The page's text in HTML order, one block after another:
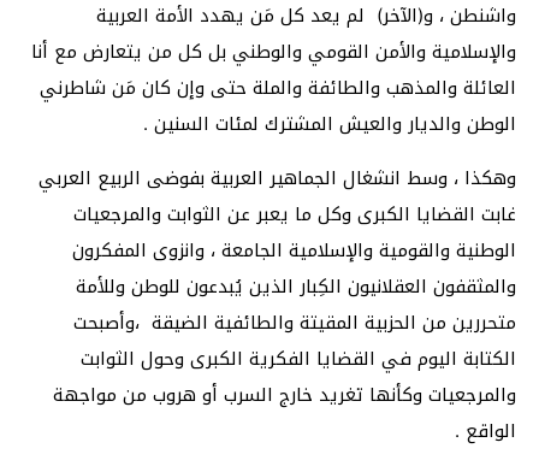
واشنطن ، و(الآخر) لم يعد كل مَن يهدد الأمة العربية
والإسلامية والأمن القومي والوطني بل كل من يتعارض مع أنا
العائلة والمذهب والطائفة والملة حتى وإن كان مَن شاطرني
الوطن والديار والعيش المشترك لمئات السنين .
وهكذا ، وسط انشغال الجماهير العربية بفوضى الربيع العربي
غابت القضايا الكبرى وكل ما يعبر عن الثوابت والمرجعيات
الوطنية والقومية والإسلامية الجامعة ، وانزوى المفكرون
والمثقفون العقلانيون الكِبار الذين يُبدعون للوطن وللأمة
متحررين من الحزبية المقيتة والطائفية الضيقة ،وأصبحت
الكتابة اليوم في القضايا الفكرية الكبرى وحول الثوابت
والمرجعيات وكأنها تغريد خارج السرب أو هروب من مواجهة
الواقع .